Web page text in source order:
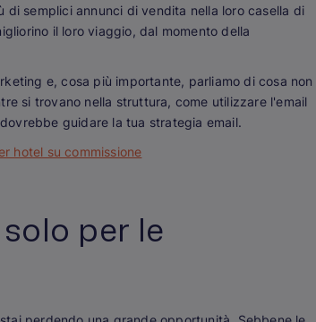
semplici annunci di vendita nella loro casella di
il loro viaggio, dal momento della
e, cosa più importante, parliamo di cosa non
si trovano nella struttura, come utilizzare l'email
guidare la tua strategia email.
hotel su commissione
per le